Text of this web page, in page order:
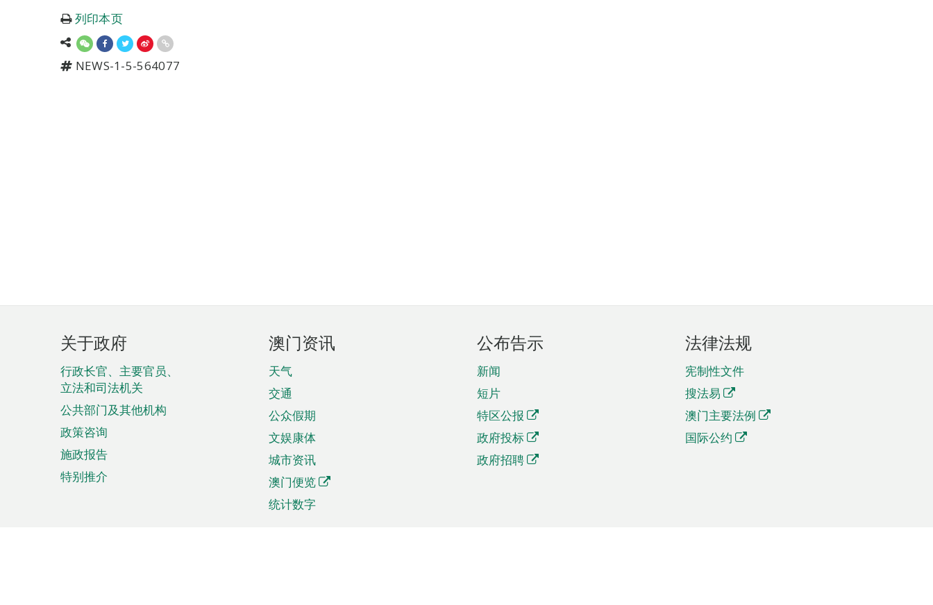
列印本页
NEWS-1-5-564077
页
脚
菜
单
关于政府
行政长官、主要官员、
立法和司法机关
公共部门及其他机构
政策咨询
施政报告
特别推介
澳门资讯
天气
交通
公众假期
文娱康体
城市资讯
澳门便览
统计数字
公布告示
新闻
短片
特区公报
政府投标
政府招聘
法律法规
宪制性文件
搜法易
澳门主要法例
国际公约